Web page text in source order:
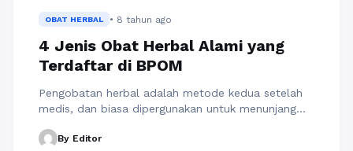
OBAT HERBAL • 8 tahun ago
4 Jenis Obat Herbal Alami yang
Terdaftar di BPOM
Pengobatan herbal adalah metode kedua setelah
medis, dan biasa dipergunakan untuk menunjang
kimia. Oleh sebab itu, metode pengobatan herbal
By Editor